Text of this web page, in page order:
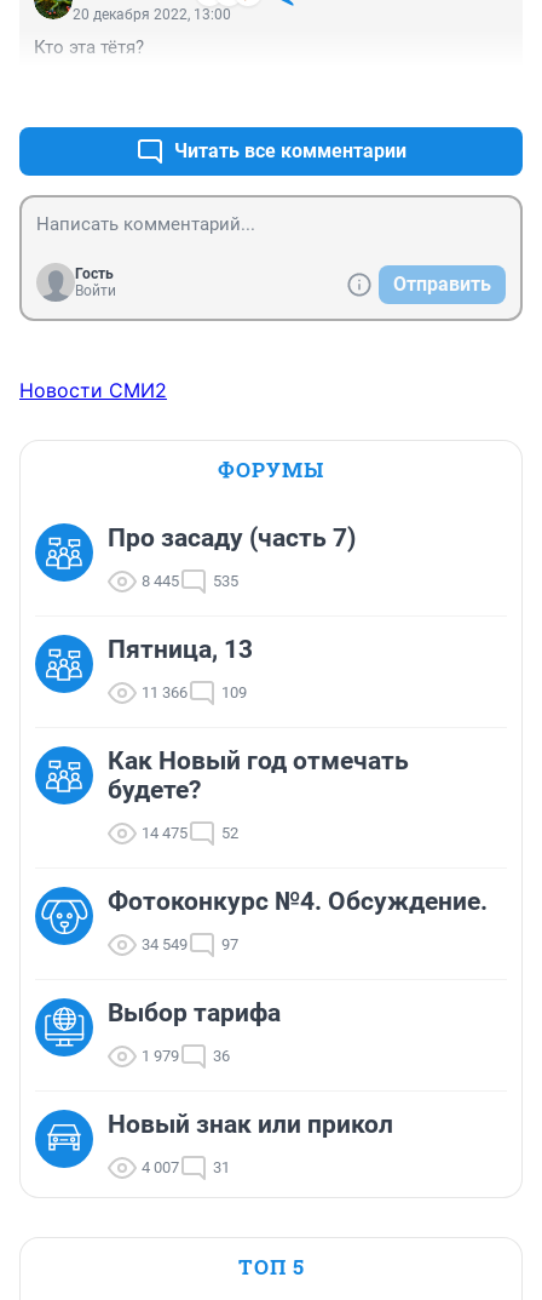
20 декабря 2022, 13:00
Кто эта тётя?
Читать все комментарии
Гость
Войти
Отправить
Новости СМИ2
ФОРУМЫ
Про засаду (часть 7)
8 445 535
Пятница, 13
11 366 109
Как Новый год отмечать
будете?
14 475 52
Фотоконкурс №4. Обсуждение.
34 549 97
Выбор тарифа
1 979 36
Новый знак или прикол
4 007 31
ТОП 5